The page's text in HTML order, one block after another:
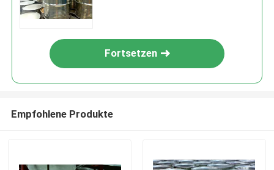
Fortsetzen
Empfohlene Produkte